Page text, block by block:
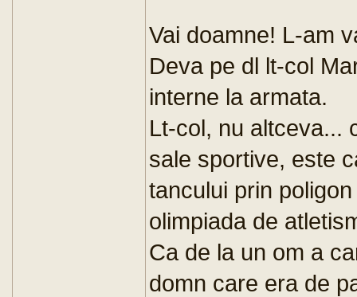
Vai doamne! L-am
Deva pe dl lt-col
interne la armata.
Lt-col, nu altceva...
sale sportive, este
tancului prin
olimpiada de
Ca de la un om a
domn care era de